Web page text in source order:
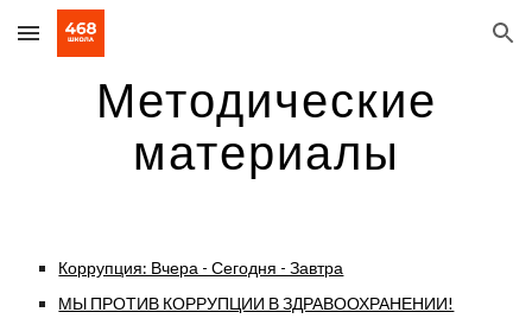
Skip to main content Skip to navigation
Методические
материалы
Коррупция: Вчера - Сегодня - Завтра
МЫ ПРОТИВ КОРРУПЦИИ В ЗДРАВООХРАНЕНИИ!